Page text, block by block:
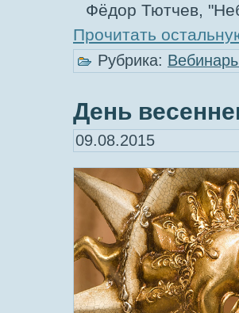
Фёдор Тютчев,
Прочитать
Рубрика:
День
09.08.2015